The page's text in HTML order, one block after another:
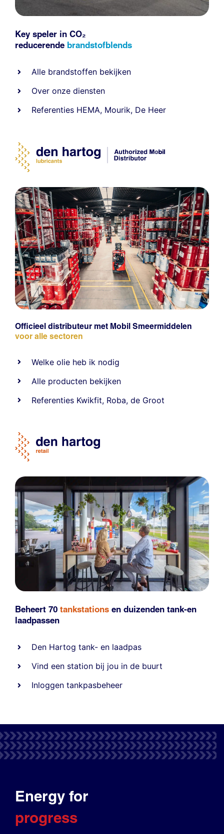
Key speler in CO₂
reducerende brandstofblends
Alle brandstoffen bekijken
Over onze diensten
Referenties HEMA, Mourik, De Heer
Officieel distributeur met Mobil Smeermiddelen
voor alle sectoren
Welke olie heb ik nodig
Alle producten bekijken
Referenties Kwikfit, Roba,de Groot
Beheert 70 tankstations en duizenden tank-en
laadpassen
Den Hartog tank- en laadpas
Vind een station bij jou in de buurt
Inloggen tankpasbeheer
Energy for
progress